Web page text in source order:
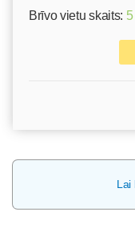
Brīvo vietu skaits: 5
Lai